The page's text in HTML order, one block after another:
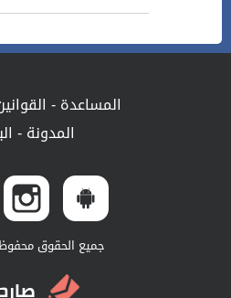
المساعدة-
المدونة-
جميع الحقوق محفوظة